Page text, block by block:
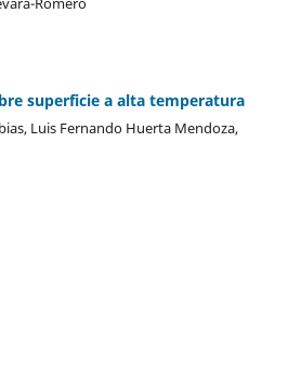
superficie a alta temperatura
Luis Fernando Huerta Mendoza,